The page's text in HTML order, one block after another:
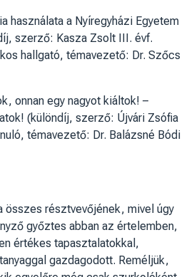
használata a Nyíregyházi Egyetem
szerző: Kasza Zsolt III. évf.
hallgató, témavezető: Dr. Szőcs
onnan egy nagyot kiáltok! –
(különdíj, szerző: Újvári Zsófia
témavezető: Dr. Balázsné Bódi
összes résztvevőjének, mivel úgy
győztes abban az értelemben,
értékes tapasztalatokkal,
gazdagodott. Reméljük,